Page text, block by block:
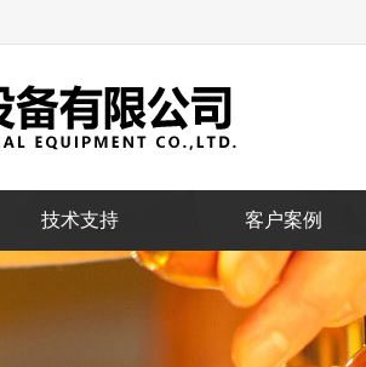
技术支持 客户案例